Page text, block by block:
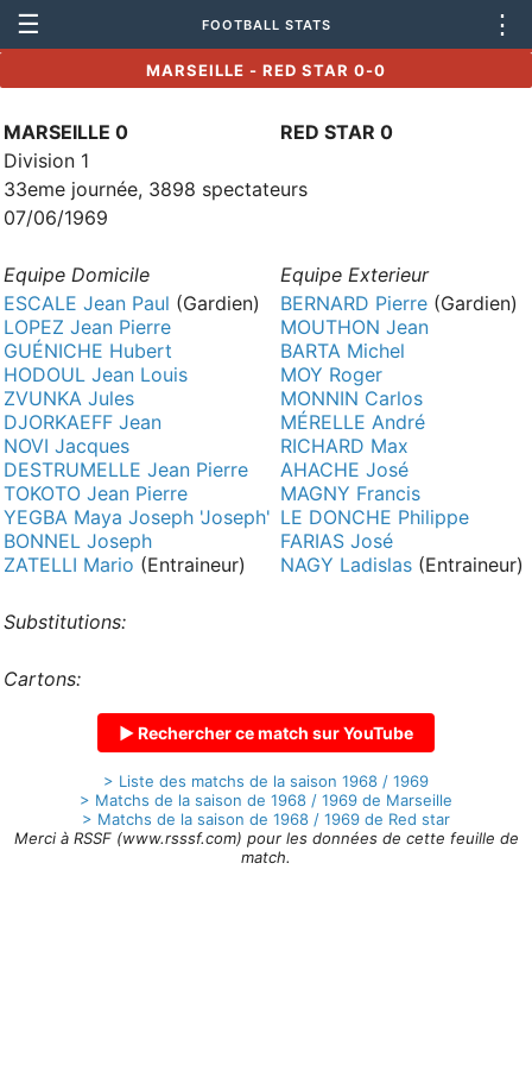
☰ FOOTBALL STATS ⋮
MARSEILLE - RED STAR 0-0
MARSEILLE 0
RED STAR 0
Division 1
33eme journée, 3898 spectateurs
07/06/1969
Equipe Domicile
Equipe Exterieur
ESCALE Jean Paul (Gardien)
LOPEZ Jean Pierre
GUÉNICHE Hubert
HODOUL Jean Louis
ZVUNKA Jules
DJORKAEFF Jean
NOVI Jacques
DESTRUMELLE Jean Pierre
TOKOTO Jean Pierre
YEGBA Maya Joseph 'Joseph'
BONNEL Joseph
ZATELLI Mario (Entraineur)
BERNARD Pierre (Gardien)
MOUTHON Jean
BARTA Michel
MOY Roger
MONNIN Carlos
MÉRELLE André
RICHARD Max
AHACHE José
MAGNY Francis
LE DONCHE Philippe
FARIAS José
NAGY Ladislas (Entraineur)
Substitutions:
Cartons:
▶ Rechercher ce match sur YouTube
> Liste des matchs de la saison 1968 / 1969
> Matchs de la saison de 1968 / 1969 de Marseille
> Matchs de la saison de 1968 / 1969 de Red star
Merci à RSSF (www.rsssf.com) pour les données de cette feuille de
match.